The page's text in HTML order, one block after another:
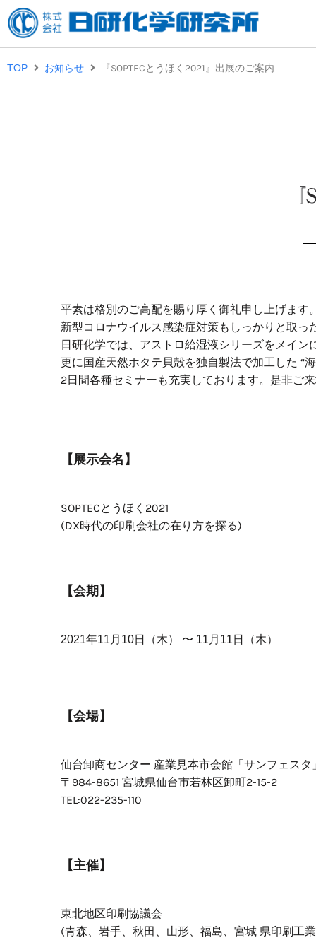
内
容
TOP お知らせ 『SOPTECとうほく2021』出展のご案内
平素は格別のご高配を賜り厚く御礼申し上げます
新型コロナウイルス感染症対策もしっかりと取っ
日研化学では、アストロ給湿液シリーズをメイ
更に国産天然ホタテ貝殻を独自製法で加工した “
2日間各種セミナーも充実しております。是非ご
【展示会名】
SOPTECとうほく2021
(DX時代の印刷会社の在り方を探る)
【会期】
2021年11月10日（木） 〜 11月11日（木）
【会場】
仙台卸商センター 産業見本市会館「サンフェスタ
〒984-8651 宮城県仙台市若林区卸町2-15-2
TEL:022-235-110
【主催】
東北地区印刷協議会
(青森、岩手、秋田、山形、福島、宮城 県印刷工